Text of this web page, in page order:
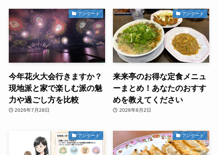
アンケート
今年花火大会行きますか？
現地派と家で楽しむ派の魅
力や過ごし方を比較
2026年7月28日
アンケート
来来亭のお得な定食メニュ
ーまとめ！あなたのおすす
めを教えてください
2026年8月2日
アンケート アンケート